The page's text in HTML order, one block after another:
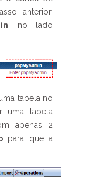
anterior.
, no lado
tabela no
uma tabela
apenas 2
para que a